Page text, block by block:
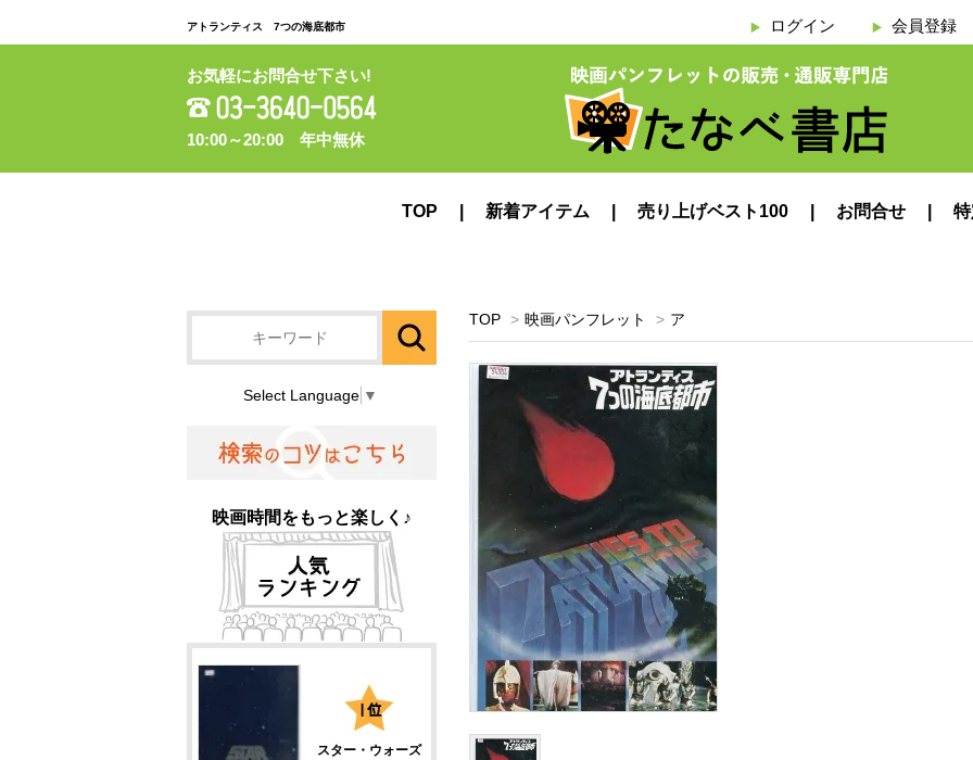
アトランティス 7つの海底都市 ログイン 会員登録
お気軽にお問合せ下さい!
10:00～20:00 年中無休
TOP 新着アイテム 売り上げベスト100 お問合せ
TOP > 映画パンフレット > ア
Select Language ▼
映画時間をもっと楽しく♪
スター・ウォーズ